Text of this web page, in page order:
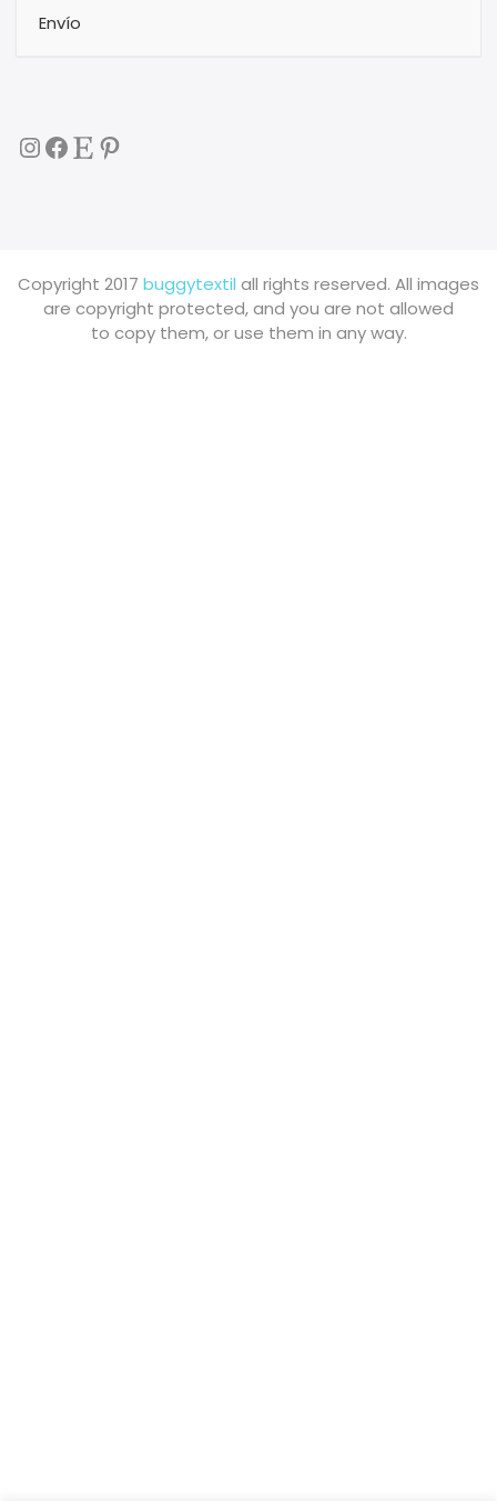
Envío
Instagram
Facebook
EtsyPinterest
Copyright 2017 buggytextil all rights reserved. All images
are copyright protected, and you are not allowed
to copy them, or use them in any way.